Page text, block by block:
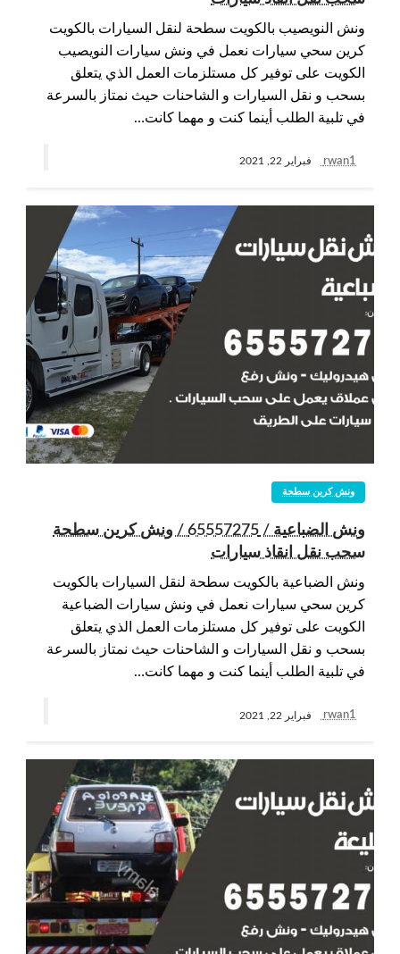
ونش النويصيب بالكويت سطحة لنقل السيارات بالكويت
كرين سحي سيارات نعمل في ونش سيارات النويصيب
الكويت على توفير كل مستلزمات العمل الذي يتعلق
بسحب و نقل السيارات و الشاحنات حيث نمتاز بالسرعة
في تلبية الطلب أينما كنت و مهما كانت…
rwan1 فبراير 22, 2021
ونش كرين سطحة
ونش الضباعية / 65557275 / ونش كرين سطحة
سحب نقل انقاذ سيارات
ونش الضباعية بالكويت سطحة لنقل السيارات بالكويت
كرين سحي سيارات نعمل في ونش سيارات الضباعية
الكويت على توفير كل مستلزمات العمل الذي يتعلق
بسحب و نقل السيارات و الشاحنات حيث نمتاز بالسرعة
في تلبية الطلب أينما كنت و مهما كانت…
rwan1 فبراير 22, 2021